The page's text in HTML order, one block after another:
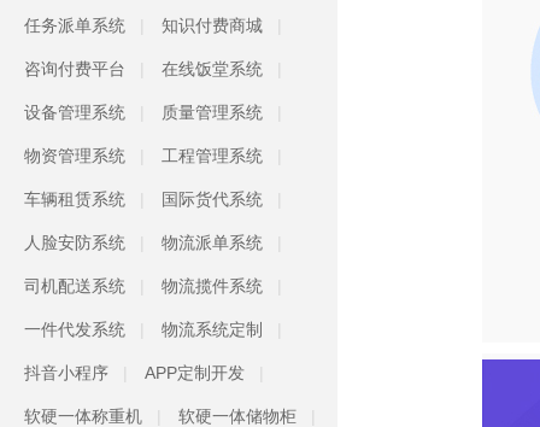
任务派单系统 知识付费商城
咨询付费平台 在线饭堂系统
设备管理系统 质量管理系统
物资管理系统 工程管理系统
车辆租赁系统 国际货代系统
人脸安防系统 物流派单系统
司机配送系统 物流揽件系统
一件代发系统 物流系统定制
抖音小程序 APP定制开发
软硬一体称重机 软硬一体储物柜